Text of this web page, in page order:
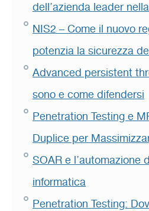
dell’azienda leader
NIS2 – Come il nuovo
potenzia la sicurezza
Advanced persistent
sono e come difendersi
Penetration Testing e
Duplice per
SOAR e l’automazione
informatica
Penetration Testing: